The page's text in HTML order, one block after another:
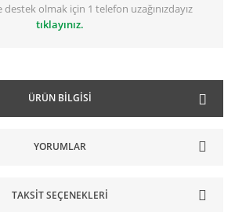
olmak için 1 telefon uzağınızdayız
tıklayınız.
ÜRÜN BILGISI
YORUMLAR
TAKSIT SEÇENEKLERI